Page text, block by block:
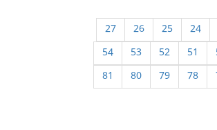
24
25
26
27
51
52
53
54
78
79
80
81